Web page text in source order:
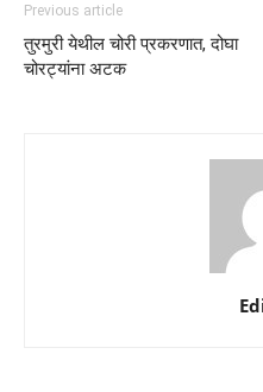
Previous article
तुरमुरी येथील चोरी प्रकरणात, दोघा
चोरट्यांना अटक